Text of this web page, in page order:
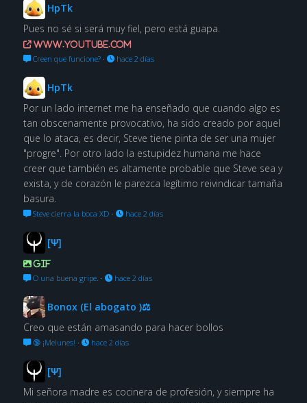
HpTk
Pues no sé si será muy fiel, pero está guapa.
www.youtube.com
Creen que funcione?· hace 2 días
HpTk
Por un lado internet me ha enseñado que cuando algo es
tan obscenamente provocativo, ha sido creado por aquel
que lo ataca, es decir, Steve tiene pinta de ser una mujer
"progre". Por otro lado la estupidez humana me hace
creer que también es altamente probable que Steve sea y
exista, y de corazón le parezca legítimo reivindicar tamaña
basura.
Steve cierra la boca XD · hace 2 días
[Ψ]
GIF
O una buena gripe. · hace 2 días
Bonox (El abogato )⚖
Creo que están amasando para hacer bollos
🔞 ¡Melunes! · hace 2 días
[Ψ]
Mi señora madre es cocinera de profesión, y siempre ha